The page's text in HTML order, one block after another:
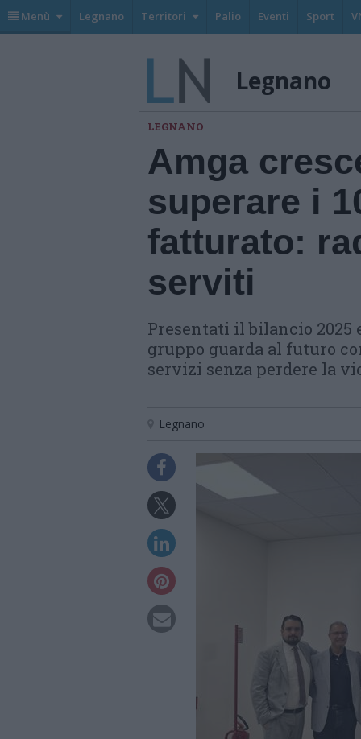
Menù Legnano Territori Palio Eventi Sport
Legnano
LEGNANO
Amga
superare i
fatturato:
serviti
Presentati il bilancio
gruppo guarda al futuro
servizi senza perdere la
Legnano